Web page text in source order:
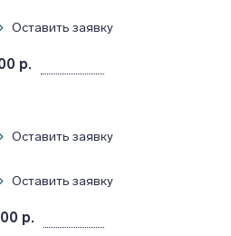
Оставить заявку
р.
Оставить заявку
Оставить заявку
р.